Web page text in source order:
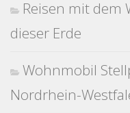
Reisen mit dem
dieser Erde
Wohnmobil
Nordrhein-